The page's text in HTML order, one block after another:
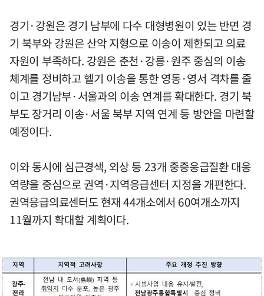
경기·강원은 경기 남부에 다수 대형병원이 있는 반면 경
기 북부와 강원은 산악 지형으로 이송이 제한되고 의료
자원이 부족하다. 강원은 춘천·강릉·원주 중심의 이송
체계를 정비하고 헬기 이송을 통한 영동·영서 격차를 줄
이고 경기남부·서울과의 이송 연계를 확대한다. 경기 북
부도 장거리 이송·서울 북부 지역 연계 등 방안을 마련할
예정이다.
이와 동시에 심근경색, 외상 등 23개 중증응급질환 대응
역량을 중심으로 권역·지역응급센터 지정을 개편한다.
권역응급의료센터도 현재 44개소에서 60여개소까지
11월까지 확대할 계획이다.